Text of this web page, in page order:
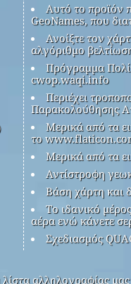
Αυτό το προϊόν
GeoNames, που
Ανοίξτε τον
αλγόριθμο
Πρόγραμμα
cwop.waqi.info
Περιέχει
Παρακολούθησης
Μερικά από τα
το
Μερικά από τα
Αντίστροφη
Βάση χάρτη και
Το ιδανικό
αέρα ενώ κάνετε
Σχεδιασμός
αλληλογραφίας